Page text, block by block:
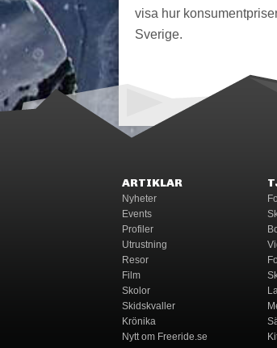
visa hur
Sverige.
ARTIKLAR
Nyheter
Events
Profiler
Utrustning
Resor
Film
Skolor
Skidskvaller
Krönika
Nytt om Freeride.se